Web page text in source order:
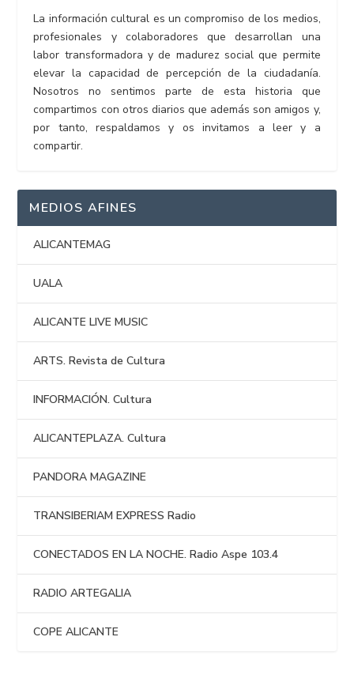
La información cultural es un compromiso de los medios,
profesionales y colaboradores que desarrollan una
labor transformadora y de madurez social que permite
elevar la capacidad de percepción de la ciudadanía.
Nosotros no sentimos parte de esta historia que
compartimos con otros diarios que además son amigos y,
por tanto, respaldamos y os invitamos a leer y a
compartir.
MEDIOS AFINES
ALICANTEMAG
UALA
ALICANTE LIVE MUSIC
ARTS. Revista de Cultura
INFORMACIÓN. Cultura
ALICANTEPLAZA. Cultura
PANDORA MAGAZINE
TRANSIBERIAM EXPRESS Radio
CONECTADOS EN LA NOCHE. Radio Aspe 103.4
RADIO ARTEGALIA
COPE ALICANTE